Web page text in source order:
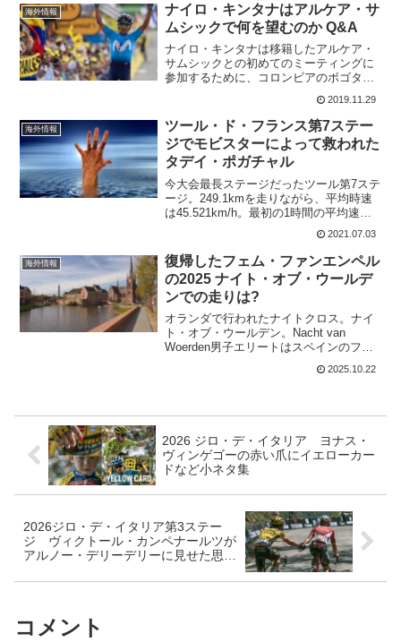
ト。まるで、ツール...
海外情報
ナイロ・キンタナはアルケア・サ
ムシックで何を望むのか Q&A
ナイロ・キンタナは移籍したアルケア・
サムシックとの初めてのミーティングに
参加するために、コロンビアのボゴタか
らフランス西部のレンヌに到着。キンタ
ナは、アルケア・サムシックに移籍を決
めた理由とか、これからの将来に期待す
ることをインタビューで答...
2019.11.29
海外情報
ツール・ド・フランス第7ステー
ジでモビスターによって救われた
タデイ・ポガチャル
今大会最長ステージだったツール第7ステ
ージ。249.1kmを走りながら、平均時速
は45.521km/h。最初の1時間の平均速度
は50km/hを越えるというとても高速なレ
ースとなっている。結局ゴールは、離脱
したグループに最後まで追いつくこと
は...
2021.07.03
海外情報
復帰したフェム・ファンエンペル
の2025 ナイト・オブ・ウールデ
ンでの走りは?
オランダで行われたナイトクロス。ナイ
ト・オブ・ウールデン。Nacht van
Woerden男子エリートはスペインのフェ
リペ・オルツが、ピム・ロンハールを破
って勝利。私が注目したのは、復帰した
2025.10.22
2026 ジロ・デ・イタリア ヨナス・
ヴィンゲゴーの赤い爪にイエローカー
ドなど小ネタ集
2026ジロ・デ・イタリア第3ステー
ジ ヴィクトール・カンペナールツが
アルノー・デリーデリーに見せた思い
コメント